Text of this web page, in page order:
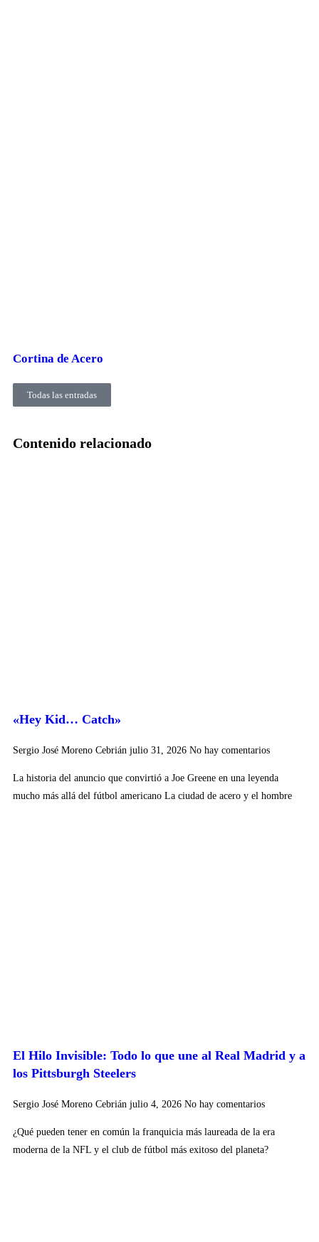
Cortina de Acero
Todas las entradas
Contenido relacionado
«Hey Kid… Catch»
Sergio José Moreno Cebrián julio 31, 2026 No hay comentarios
La historia del anuncio que convirtió a Joe Greene en una leyenda
mucho más allá del fútbol americano La ciudad de acero y el hombre
El Hilo Invisible: Todo lo que une al Real Madrid y a
los Pittsburgh Steelers
Sergio José Moreno Cebrián julio 4, 2026 No hay comentarios
¿Qué pueden tener en común la franquicia más laureada de la era
moderna de la NFL y el club de fútbol más exitoso del planeta?